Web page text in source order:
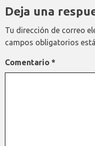
Deja una
Tu dirección de correo
campos obligatorios
Comentario *